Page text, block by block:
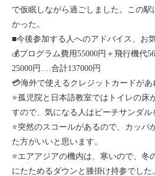
で仮眠しながら過ごしました。この
かった。
■今後参加する人へのアドバイス、お
💰プログラム費用55000円＋飛行機代
25000円….合計137000円
💳海外で使えるクレジットカードがあ
⭐️孤児院と日本語教室ではトイレの床
すので、気になる人はピーチサンダル
⭐️突然のスコールがあるので、カッパ
た方がいいと思います。
⭐️エアアジアの機内は、寒いので、冬
にたためるダウンと膝掛け持参でした